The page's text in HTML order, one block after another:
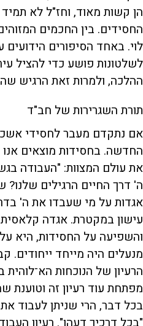
הן קשות מאוד, וחז"ל לא
החסידים. בין החכמים
לוי. באחד הסיפורים הידועים
לשלטונות פושע כדי להציל
ההלכה, ולמרות זאת הרגיש
תורת השגרירות של חב"ד
אם נתקדם מעבר לחסידי
החדשה. בחסידות מוצאים
את עולם המצוות: "העבודה
ה' דרך החיים הרגילים
אגדות על מי שעבדו את ה'
עישון במקטרת. אגדה
והשפיעה על החסידות, היא
מנעלים היה מייחד
הרעיון של הנוכחות
מפתחת עוד רעיון זה וטוענת
בכל דבר, הרי שניתן לעבוד